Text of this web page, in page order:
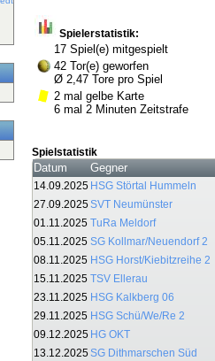
Spielerstatistik:
17 Spiel(e) mitgespielt
42 Tor(e) geworfen
Ø 2,47 Tore pro Spiel
2 mal gelbe Karte
6 mal 2 Minuten Zeitstrafe
Spielstatistik
Datum Gegner
14.09.2025 HSG Störtal Hummeln
27.09.2025SVT Neumünster
01.11.2025 TuRa Meldorf
05.11.2025 SG Kollmar/Neuendorf 2
08.11.2025 HSG Horst/Kiebitzreihe 2
15.11.2025 TSV Ellerau
23.11.2025 HSG Kalkberg 06
29.11.2025 HSG Schü/We/Re 2
09.12.2025 HG OKT
13.12.2025SG Dithmarschen Süd